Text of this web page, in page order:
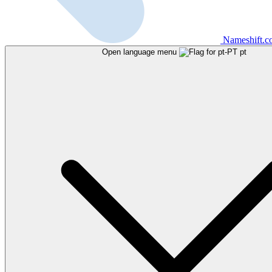
Open language menu pt